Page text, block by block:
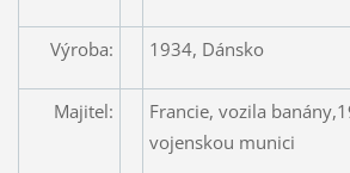
Výroba: 1934, Dánsko
Majitel:
Francie, vozila
vojenskou munici